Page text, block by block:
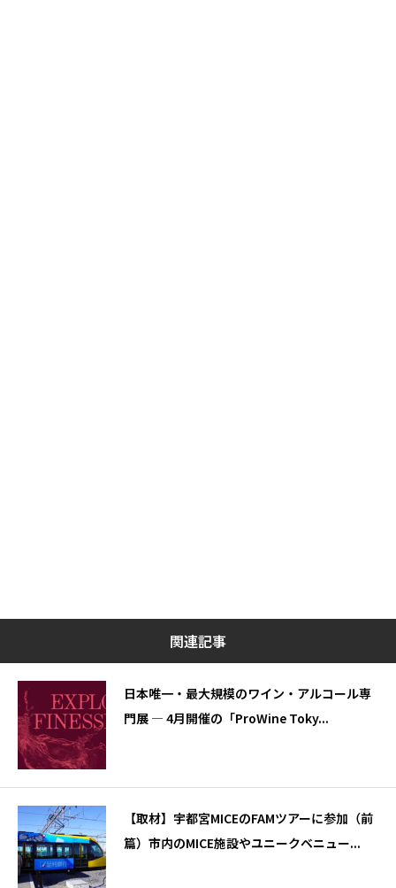
関連記事
日本唯一・最大規模のワイン・アルコール専
門展 — 4月開催の「ProWine Toky...
【取材】宇都宮MICEのFAMツアーに参加（前
篇）市内のMICE施設やユニークベニュー...